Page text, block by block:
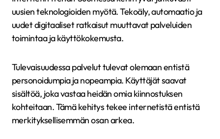
uusien teknologioiden myötä. Tekoäly, automaatio ja
uudet digitaaliset ratkaisut muuttavat palveluiden
toimintaa ja käyttökokemusta.
Tulevaisuudessa palvelut tulevat olemaan entistä
personoidumpia ja nopeampia. Käyttäjät saavat
sisältöä, joka vastaa heidän omia kiinnostuksen
kohteitaan. Tämä kehitys tekee internetistä entistä
merkityksellisemmän osan arkea.